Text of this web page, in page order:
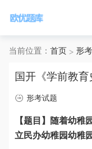
当前位置： 首页 形
国开《学前教育
形考试题
【题目】随着幼
立民办幼稚园幼稚